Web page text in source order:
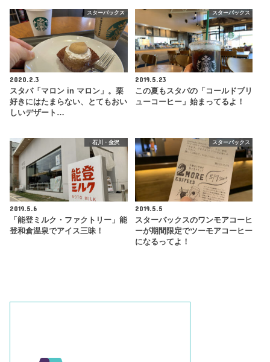
スターバックス
2020.2.3
スタバ「マロン in マロン」。栗
好きにはたまらない、とてもおい
しいデザート…
スターバックス
2019.5.23
この夏もスタバの「コールドブリ
ューコーヒー」始まってるよ！
石川・金沢
2019.5.6
「能登ミルク・ファクトリー」能
登和倉温泉でアイス三昧！
スターバックス
2019.5.5
スターバックスのワンモアコーヒ
ーが期間限定でツーモアコーヒー
になるってよ！